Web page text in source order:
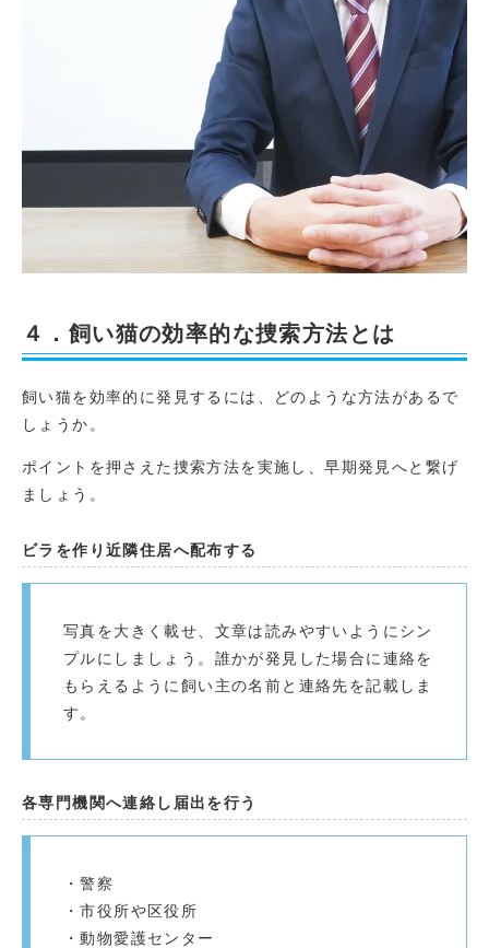
４．飼い猫の効率的な捜索方法とは
飼い猫を効率的に発見するには、どのような方法があるで
しょうか。
ポイントを押さえた捜索方法を実施し、早期発見へと繋げ
ましょう。
ビラを作り近隣住居へ配布する
写真を大きく載せ、文章は読みやすいようにシン
プルにしましょう。誰かが発見した場合に連絡を
もらえるように飼い主の名前と連絡先を記載しま
す。
各専門機関へ連絡し届出を行う
・警察
・市役所や区役所
・動物愛護センター